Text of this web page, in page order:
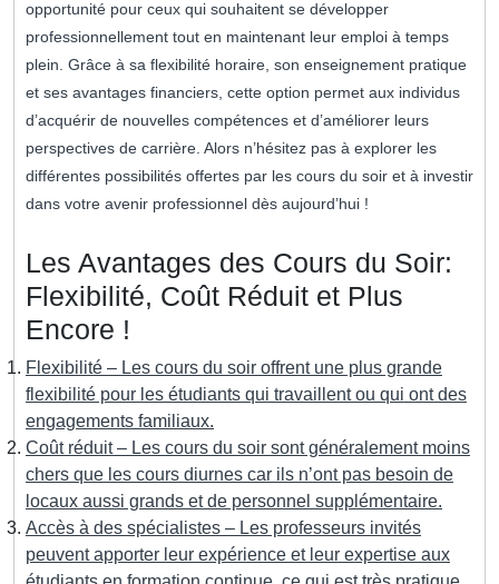
opportunité pour ceux qui souhaitent se développer
professionnellement tout en maintenant leur emploi à temps
plein. Grâce à sa flexibilité horaire, son enseignement pratique
et ses avantages financiers, cette option permet aux individus
d’acquérir de nouvelles compétences et d’améliorer leurs
perspectives de carrière. Alors n’hésitez pas à explorer les
différentes possibilités offertes par les cours du soir et à investir
dans votre avenir professionnel dès aujourd’hui !
Les Avantages des Cours du Soir:
Flexibilité, Coût Réduit et Plus
Encore !
Flexibilité – Les cours du soir offrent une plus grande
flexibilité pour les étudiants qui travaillent ou qui ont des
engagements familiaux.
Coût réduit – Les cours du soir sont généralement moins
chers que les cours diurnes car ils n’ont pas besoin de
locaux aussi grands et de personnel supplémentaire.
Accès à des spécialistes – Les professeurs invités
peuvent apporter leur expérience et leur expertise aux